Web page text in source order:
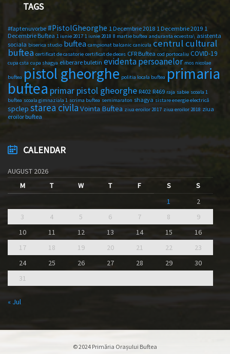
TAGS
#faptenuvorbe #PistolGheorghe 1 Decembrie 2018 1 Decembrie 2019 1
Decembrie Buftea 1 iunie 2017 1 iunie 2018 8 martie buftea anduranta ecvestra\ asistenta
sociala biserica studio buftea campionat balcanic canicula centrul cultural
buftea certificat de casatorie certificat de deces CFR Buftea cod portocaliu COVID-19
cupa csta cupa shagya eliberare buletin evidenta persoanelor mos nicolae
buftea pistol gheorghe politia locala buftea primaria
buftea primar pistol gheorghe R402 R469 raja sabie scoala 1
buftea scoala gimnaziala 1 scrima buftea semimaraton shagya sistare energie electrică
spclep starea civila Vointa Buftea ziua eroilor 2017 ziua eroilor 2018 ziua
eroilor buftea
CALENDAR
AUGUST 2026
M
T W T F S
S
1
2
3
4 5 6 7 8
9
10
11 12 13 14 15
16
17
18 19 20 21 22
23
24
25 26 27 28 29
30
31
« Jul
© 2024 Primăria Orașului Buftea